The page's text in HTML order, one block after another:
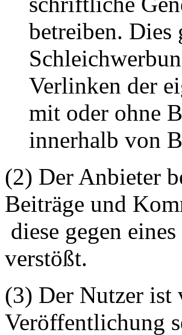
betreiben.
Verlinken der
mit oder ohne
innerhalb von
(2) Der Anbieter
Beiträge und
diese gegen
verstößt.
(3) Der Nutzer
Veröffentlichung